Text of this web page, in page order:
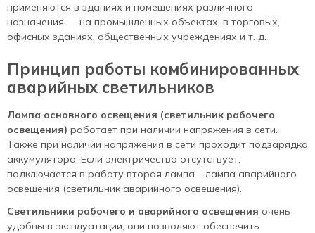
применяются в зданиях и помещениях различного
назначения — на промышленных объектах, в торговых,
офисных зданиях, общественных учреждениях и т. д.
Принцип работы комбинированных
аварийных светильников
Лампа основного освещения (светильник рабочего
освещения) работает при наличии напряжения в сети.
Также при наличии напряжения в сети проходит подзарядка
аккумулятора. Если электричество отсутствует,
подключается в работу вторая лампа – лампа аварийного
освещения (светильник аварийного освещения).
Светильники рабочего и аварийного освещения очень
удобны в эксплуатации, они позволяют обеспечить